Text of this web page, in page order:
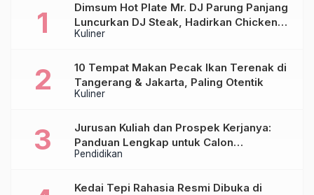
Kuliner
Dimsum Hot Plate Mr. DJ Parung Panjang
Luncurkan DJ Steak, Hadirkan Chicken
Steak Orisinal di Atas Hot Plate
Kuliner
10 Tempat Makan Pecak Ikan Terenak di
Tangerang & Jakarta, Paling Otentik
Pendidikan
Jurusan Kuliah dan Prospek Kerjanya:
Panduan Lengkap untuk Calon
Mahasiswa
Kedai Tepi Rahasia Resmi Dibuka di